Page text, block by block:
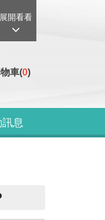
展開看看
車(0)
息